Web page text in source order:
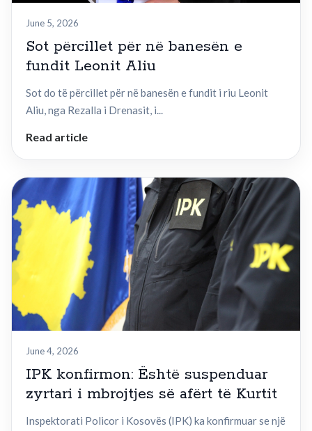
June 5, 2026
Sot përcillet për në banesën e
fundit Leonit Aliu
Sot do të përcillet për në banesën e fundit i riu Leonit
Aliu, nga Rezalla i Drenasit, i...
Read article
June 4, 2026
IPK konfirmon: Është suspenduar
zyrtari i mbrojtjes së afërt të Kurtit
Inspektorati Policor i Kosovës (IPK) ka konfirmuar se një